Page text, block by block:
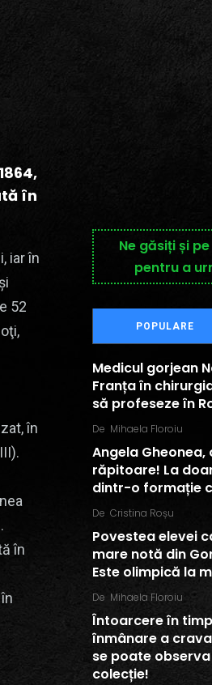
în
iar în
52
în
în
Ne găsiți și
pentru a
POPULARE
Medicul gorjean
Franța în
să profeseze în
De Mihaela Floroiu
Angela
răpitoare! La
dintr-o formație
De Cristina Roșu
Povestea elevei
mare notă din
Este olimpică la
De Mihaela Floroiu
Întoarcere în
înmânare a
se poate
colecție!